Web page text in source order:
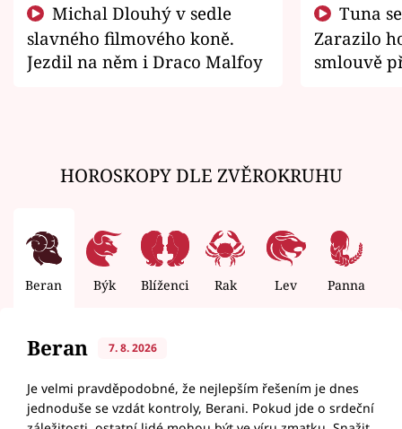
slavného filmového koně.
Jezdil na něm i Draco Malfoy
Zarazilo
smlouvě
HOROSKOPY DLE ZVĚROKRUHU
Beran Býk Blíženci Rak Lev Panna
Beran 7. 8. 2026
Je velmi pravděpodobné, že nejlepším řešením je dnes
jednoduše se vzdát kontroly, Berani. Pokud jde o srdeční